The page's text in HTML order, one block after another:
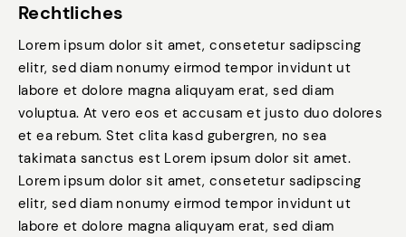
Rechtliches
Lorem ipsum dolor sit amet, consetetur sadipscing
elitr, sed diam nonumy eirmod tempor invidunt ut
labore et dolore magna aliquyam erat, sed diam
voluptua. At vero eos et accusam et justo duo dolores
et ea rebum. Stet clita kasd gubergren, no sea
takimata sanctus est Lorem ipsum dolor sit amet.
Lorem ipsum dolor sit amet, consetetur sadipscing
elitr, sed diam nonumy eirmod tempor invidunt ut
labore et dolore magna aliquyam erat, sed diam